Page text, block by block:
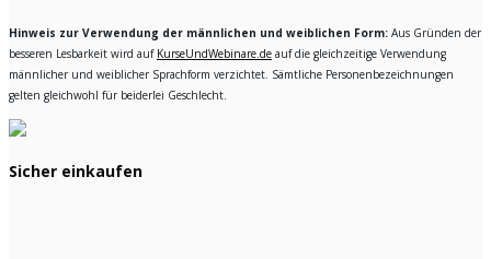
Hinweis zur Verwendung der männlichen und weiblichen Form: Aus Gründen der
besseren Lesbarkeit wird auf KurseUndWebinare.de auf die gleichzeitige Verwendung
männlicher und weiblicher Sprachform verzichtet. Sämtliche Personenbezeichnungen
gelten gleichwohl für beiderlei Geschlecht.
Sicher einkaufen